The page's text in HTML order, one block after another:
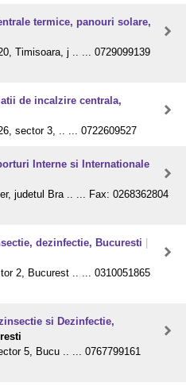
termice, panouri solare,
Timisoara, j .. ... 0729099139
de incalzire centrala,
sector 3, .. ... 0722609527
Interne si Internationale
judetul Bra .. ... Fax: 0268362804
dezinfectie, Bucuresti
2, Bucurest .. ... 0310051865
si Dezinfectie,
5, Bucu .. ... 0767799161